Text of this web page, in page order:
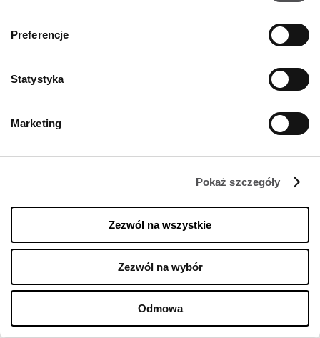
Preferencje
Statystyka
Marketing
Pokaż szczegóły
Zezwól na wszystkie
Zezwól na wybór
Odmowa